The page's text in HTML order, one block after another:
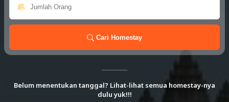
Cari Homestay
Belum menentukan tanggal? Lihat-lihat semua homestay-nya
dulu yuk!!!